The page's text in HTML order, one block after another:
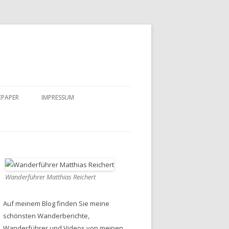
IMPRESSUM
Wanderführer Matthias Reichert
Auf meinem Blog finden Sie meine
schönsten Wanderberichte,